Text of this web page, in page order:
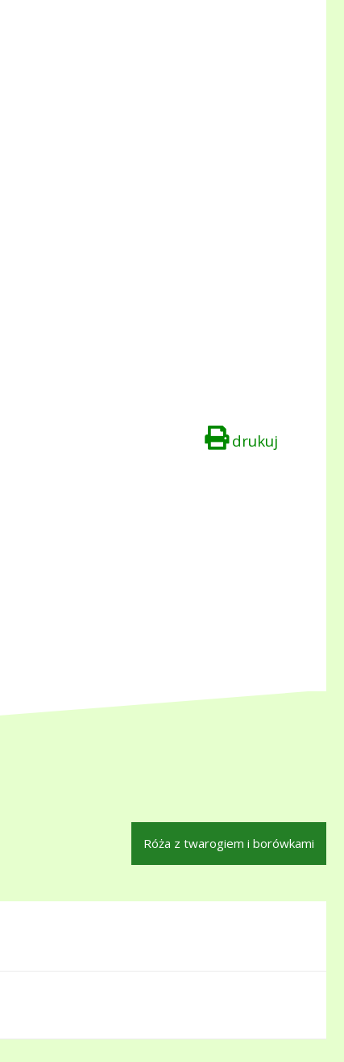
drukuj
Róża z twarogiem i borówkami